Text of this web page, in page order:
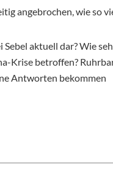
angebrochen, wie so
Sebel aktuell dar? Wie
Krise betroffen?
Antworten bekommen